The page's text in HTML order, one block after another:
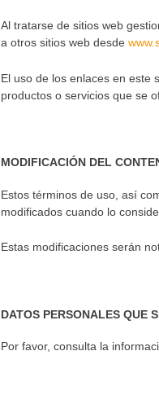
Al tratarse de sitios web
a otros sitios web desde
El uso de los enlaces en este
productos o servicios que se
MODIFICACIÓN DEL
Estos términos de uso, así
modificados cuando lo
Estas modificaciones serán
DATOS PERSONALES QUE
Por favor, consulta la